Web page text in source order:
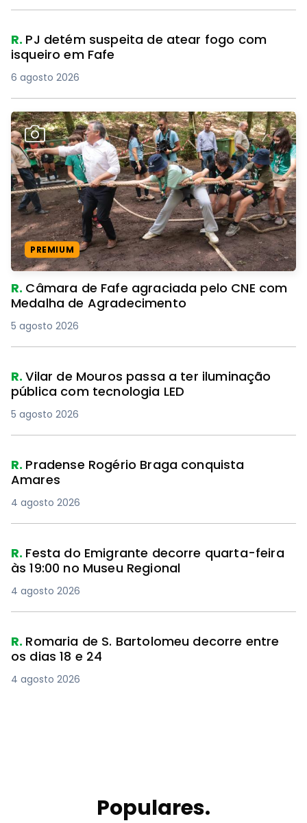
R. PJ detém suspeita de atear fogo com
isqueiro em Fafe
6 agosto 2026
PREMIUM
R. Câmara de Fafe agraciada pelo CNE com
Medalha de Agradecimento
5 agosto 2026
R.Vilar de Mouros passa a ter iluminação
pública com tecnologia LED
5 agosto 2026
R. Pradense Rogério Braga conquista
Amares
4 agosto 2026
R. Festa do Emigrante decorre quarta-feira
às 19:00 no Museu Regional
4 agosto 2026
R. Romaria de S. Bartolomeu decorre entre
os dias 18 e 24
4 agosto 2026
Populares.